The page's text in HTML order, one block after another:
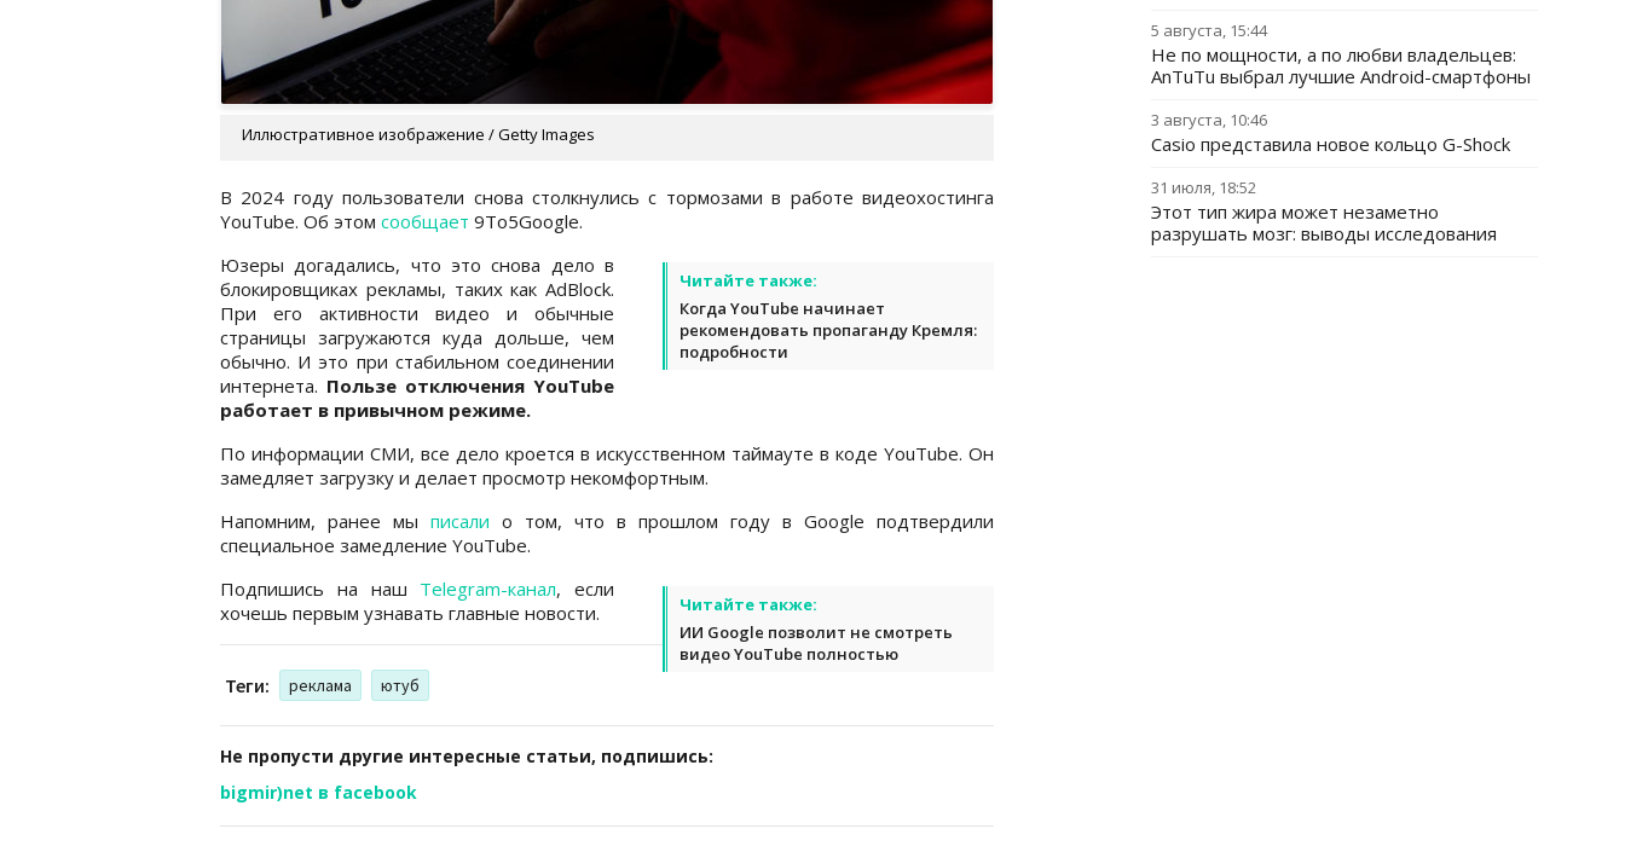
Иллюстративное изображение / Getty Images
В 2024 году пользователи снова столкнулись с тормозами в работе видеохостинга
YouTube. Об этом сообщает 9To5Google.
Читайте также:
Когда YouTube начинает
рекомендовать пропаганду Кремля:
подробности
Юзеры догадались, что это снова дело в
блокировщиках рекламы, таких как AdBlock.
При его активности видео и обычные
страницы загружаются куда дольше, чем
обычно. И это при стабильном соединении
интернета. Пользе отключения YouTube
работает в привычном режиме.
По информации СМИ, все дело кроется в искусственном таймауте в коде YouTube. Он
замедляет загрузку и делает просмотр некомфортным.
Напомним, ранее мы писали о том, что в прошлом году в Google подтвердили
специальное замедление YouTube.
Читайте также:
ИИ Google позволит не смотреть
видео YouTube полностью
Подпишись на наш Telegram-канал, если
хочешь первым узнавать главные новости.
Теги: реклама ютуб
Не пропусти другие интересные статьи, подпишись:
bigmir)net в facebook
5 августа, 15:44
Не по мощности, а по любви владельцев:
AnTuTu выбрал лучшие Android-смартфоны
3 августа, 10:46
Casio представила новое кольцо G-Shock
31 июля, 18:52
Этот тип жира может незаметно
разрушать мозг: выводы исследования